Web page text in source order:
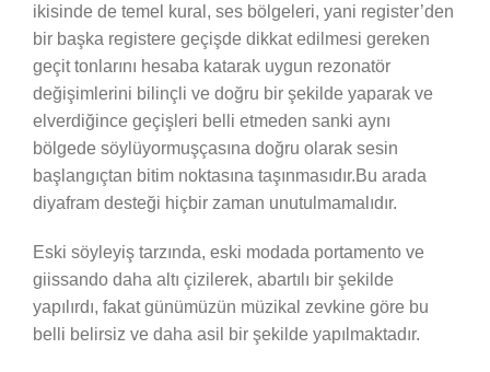
ikisinde de temel kural, ses bölgeleri, yani register’den
bir başka registere geçişde dikkat edilmesi gereken
geçit tonlarını hesaba katarak uygun rezonatör
değişimlerini bilinçli ve doğru bir şekilde yaparak ve
elverdiğince geçişleri belli etmeden sanki aynı
bölgede söylüyormuşçasına doğru olarak sesin
başlangıçtan bitim noktasına taşınmasıdır.Bu arada
diyafram desteği hiçbir zaman unutulmamalıdır.
Eski söyleyiş tarzında, eski modada portamento ve
giissando daha altı çizilerek, abartılı bir şekilde
yapılırdı, fakat günümüzün müzikal zevkine göre bu
belli belirsiz ve daha asil bir şekilde yapılmaktadır.